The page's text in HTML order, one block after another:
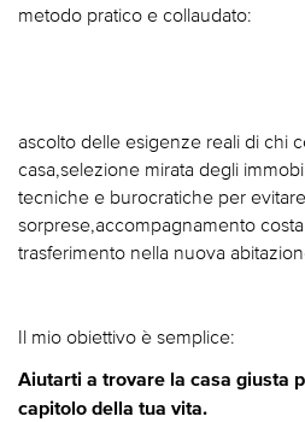
metodo pratico e collaudato:
ascolto delle esigenze reali di chi
casa,selezione mirata degli
tecniche e burocratiche per
sorprese,accompagnamento
trasferimento nella nuova
Il mio obiettivo è semplice:
Aiutarti a trovare la casa giusta
capitolo della tua vita.